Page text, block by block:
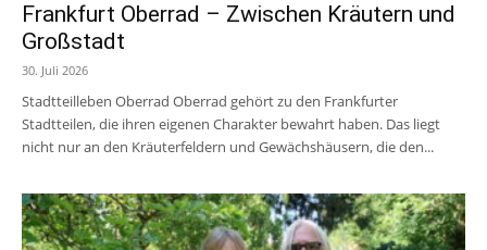
Frankfurt Oberrad – Zwischen Kräutern und
Großstadt
30. Juli 2026
Stadtteilleben Oberrad Oberrad gehört zu den Frankfurter
Stadtteilen, die ihren eigenen Charakter bewahrt haben. Das liegt
nicht nur an den Kräuterfeldern und Gewächshäusern, die den...